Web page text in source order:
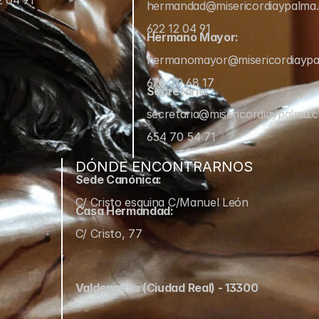
622 12 04 91
Hermano Mayor:
670 70 68 17
Secretaría:
654 70 54 71
DÓNDE ENCONTRARNOS
Sede Canónica:
C/ Cristo esquina C/Manuel León
Casa Hermandad:
C/ Cristo, 77
Valdepeñas (Ciudad Real) - 13300